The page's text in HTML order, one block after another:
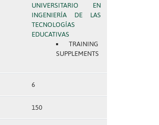
UNIVERSITARIO EN
INGENIERÍA DE LAS
TECNOLOGÍAS
EDUCATIVAS
TRAINING
SUPPLEMENTS
6
150